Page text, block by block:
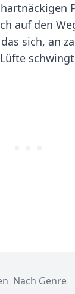
auf den
sich, an
Nach Genre